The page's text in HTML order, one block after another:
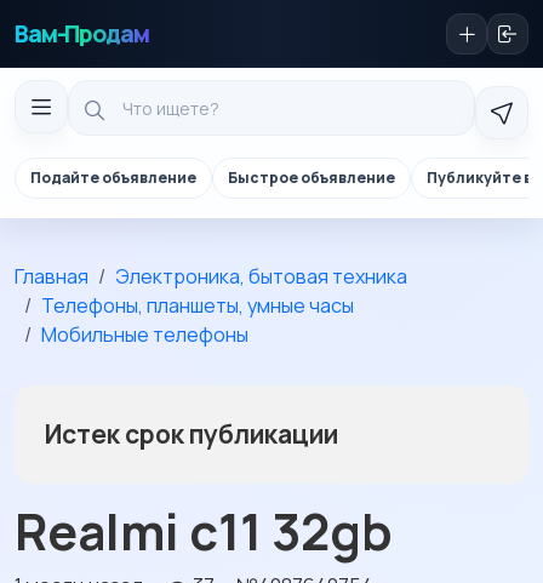
Вам-Продам
Подайте объявление Быстрое объявление Публикуйте в
Главная
Электроника, бытовая техника
Телефоны, планшеты, умные часы
Мобильные телефоны
Истек срок публикации
Realmi c11 32gb